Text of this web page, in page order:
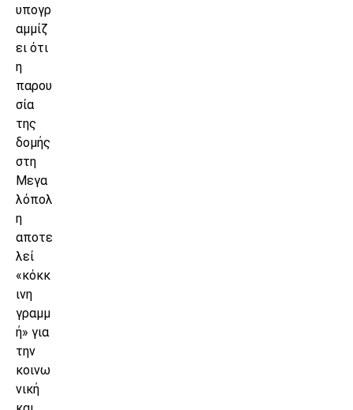
υπογρ
αμμίζ
ει ότι
η
παρου
σία
της
δομής
στη
Μεγα
λόπολ
η
αποτε
λεί
«κόκκ
ινη
γραμμ
ή» για
την
κοινω
νική